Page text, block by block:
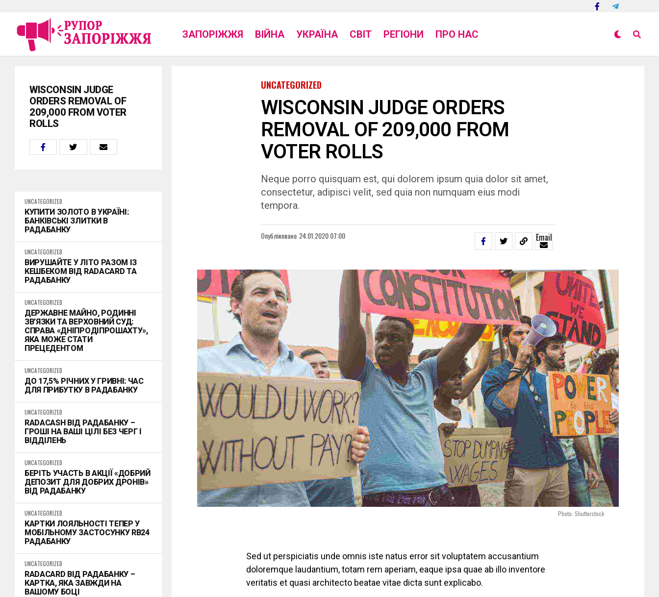
ЗАПОРІЖЖЯ ВІЙНА УКРАЇНА СВІТ РЕГІОНИ ПРО НАС
WISCONSIN JUDGE
ORDERS REMOVAL OF
209,000 FROM VOTER
ROLLS
UNCATEGORIZED
КУПИТИ ЗОЛОТО В УКРАЇНІ:
БАНКІВСЬКІ ЗЛИТКИ В
РАДАБАНКУ
UNCATEGORIZED
ВИРУШАЙТЕ У ЛІТО РАЗОМ ІЗ
КЕШБЕКОМ ВІД RADACARD ТА
РАДАБАНКУ
UNCATEGORIZED
ДЕРЖАВНЕ МАЙНО, РОДИННІ
ЗВ’ЯЗКИ ТА ВЕРХОВНИЙ СУД:
СПРАВА «ДНІПРОДІПРОШАХТУ»,
ЯКА МОЖЕ СТАТИ
ПРЕЦЕДЕНТОМ
UNCATEGORIZED
ДО 17,5% РІЧНИХ У ГРИВНІ: ЧАС
ДЛЯ ПРИБУТКУ В РАДАБАНКУ
UNCATEGORIZED
RADACASH ВІД РАДАБАНКУ –
ГРОШІ НА ВАШІ ЦІЛІ БЕЗ ЧЕРГ І
ВІДДІЛЕНЬ
UNCATEGORIZED
БЕРІТЬ УЧАСТЬ В АКЦІЇ «ДОБРИЙ
ДЕПОЗИТ ДЛЯ ДОБРИХ ДРОНІВ»
ВІД РАДАБАНКУ
UNCATEGORIZED
КАРТКИ ЛОЯЛЬНОСТІ ТЕПЕР У
МОБІЛЬНОМУ ЗАСТОСУНКУ RB24
РАДАБАНКУ
UNCATEGORIZED
RADACARD ВІД РАДАБАНКУ –
КАРТКА, ЯКА ЗАВЖДИ НА
ВАШОМУ БОЦІ
UNCATEGORIZED
WISCONSIN JUDGE ORDERS
REMOVAL OF 209,000 FROM
VOTER ROLLS
Neque porro quisquam est, qui dolorem ipsum quia dolor sit amet,
consectetur, adipisci velit, sed quia non numquam eius modi
tempora.
Опубліковано 24.01.2020 07:00 Email
Photo: Shutterstock
Sed ut perspiciatis unde omnis iste natus error sit voluptatem accusantium
doloremque laudantium, totam rem aperiam, eaque ipsa quae ab illo inventore
veritatis et quasi architecto beatae vitae dicta sunt explicabo.